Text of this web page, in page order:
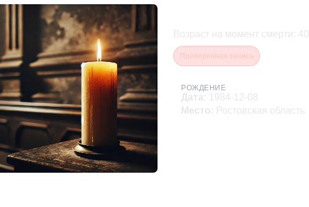
Возраст на момент смерти : 40
РОЖДЕНИЕ
Дата: 1984-12-08
Место: Ростовская область